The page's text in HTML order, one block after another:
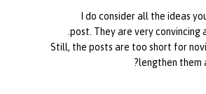
I do consider all the ideas
post. They are very convincing
Still, the posts are too short for
lengthen them